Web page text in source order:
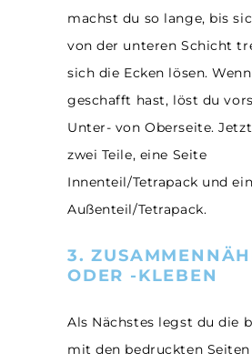
machst du so lange, bis
von der unteren Schicht
sich die Ecken lösen.
geschafft hast, löst du
Unter- von Oberseite.
zwei Teile, eine Seite
Innenteil/Tetrapack und
Außenteil/Tetrapack.
3.
ODER -KLEBEN
Als Nächstes legst du die
mit den bedruckten